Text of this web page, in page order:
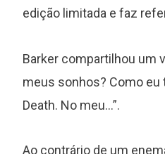
edição limitada e faz
Barker compartilhou um
meus sonhos? Como eu
Death. No meu…”.
Ao contrário de um